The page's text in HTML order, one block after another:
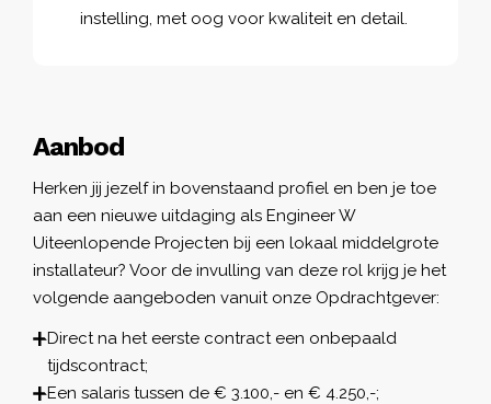
Aanbod
Herken jij jezelf in bovenstaand profiel en ben je toe
aan een nieuwe uitdaging als Engineer W
Uiteenlopende Projecten bij een lokaal middelgrote
installateur? Voor de invulling van deze rol krijg je het
volgende aangeboden vanuit onze Opdrachtgever:
Direct na het eerste contract een onbepaald
tijdscontract;
Een salaris tussen de € 3.100,- en € 4.250,-;
instelling, met oog voor kwaliteit en detail.